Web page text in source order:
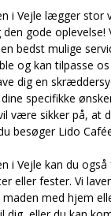
i Vejle lægger stor
gode oplevelse!
bedst mulige
og kan tilpasse
dig en
specifikke
være sikker på, at
besøger Lido
i Vejle kan du
eller fester. Vi
maden med hjem